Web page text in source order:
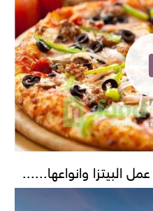
البيتزا وانواعها......